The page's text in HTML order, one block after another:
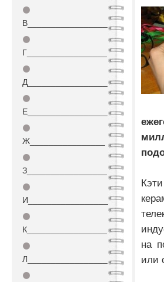
⚫
В_________________
⚫
Г_________________
⚫
Д_________________
⚫
Е_________________
⚫
Ж________________
⚫
З_________________
⚫
И_________________
⚫
К_________________
⚫
Л_________________
⚫
на
или